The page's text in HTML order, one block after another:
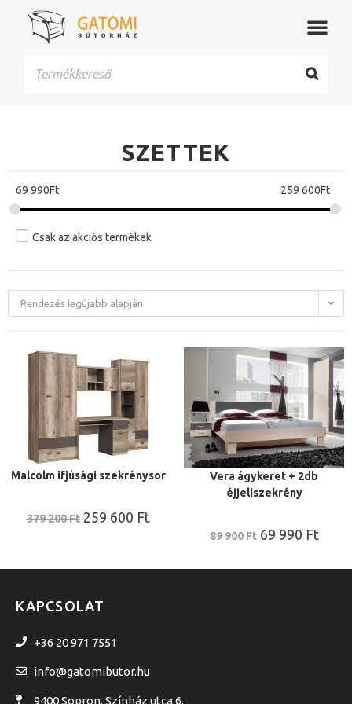
SZETTEK
69 990Ft 259 600Ft
Csak az akciós termékek
Rendezés legújabb alapján
Malcolm ifjúsági szekrénysor
379 200Ft 259 600 Ft
Vera ágykeret + 2db
éjjeliszekrény
89 900Ft 69 990 Ft
KAPCSOLAT
+36 20 971 7551
info@gatomibutor.hu
9400 Sopron, Színház utca 6.